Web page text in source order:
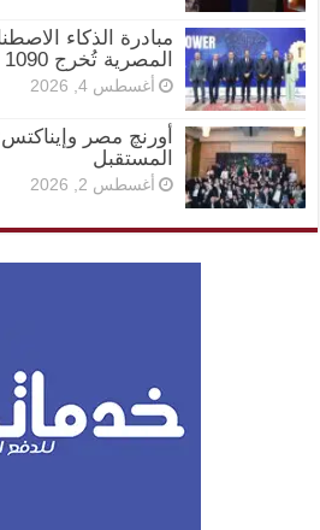
مبادرة الذكاء
المصرية تُخرج 1090 طالبًا بمشروعات مبتكرة
أغسطس 4, 2026
المستقبل
أغسطس 2, 2026